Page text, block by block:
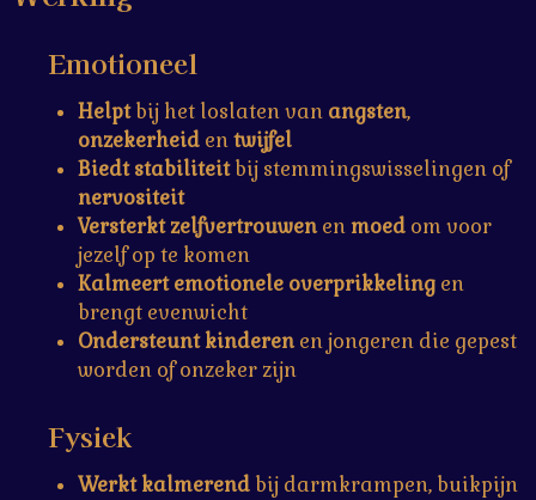
Emotioneel
Helptbij het loslaten van angsten,
onzekerheidentwijfel
Biedt stabiliteitbij stemmingswisselingen of
nervositeit
Versterkt zelfvertrouwenen moedom voor
jezelf op te komen
Kalmeert emotionele overprikkelingen
brengt evenwicht
Ondersteunt kinderenen jongeren die gepest
worden of onzeker zijn
Fysiek
Werkt kalmerendbij darmkrampen, buikpijn